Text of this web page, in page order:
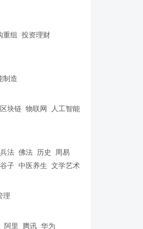
重组 投资理财
制造
区块链 物联网
人工智能
法 佛法 历史
周易
子 中医养生 文学艺术
理
阿里 腾讯 华为